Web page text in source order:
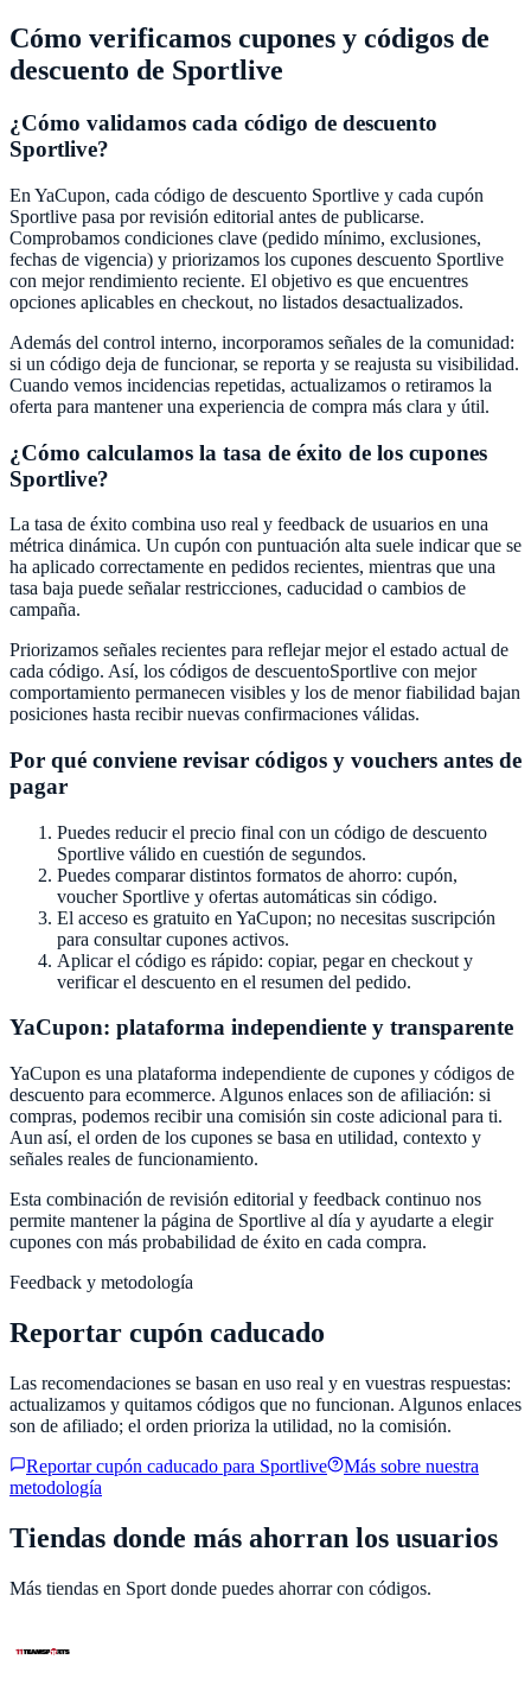
Cómo verificamos cupones y códigos de
descuento de Sportlive
¿Cómo validamos cada código de descuento
Sportlive?
En YaCupon, cada código de descuento Sportlive y cada cupón
Sportlive pasa por revisión editorial antes de publicarse.
Comprobamos condiciones clave (pedido mínimo, exclusiones,
fechas de vigencia) y priorizamos los cupones descuento Sportlive
con mejor rendimiento reciente. El objetivo es que encuentres
opciones aplicables en checkout, no listados desactualizados.
Además del control interno, incorporamos señales de la comunidad:
si un código deja de funcionar, se reporta y se reajusta su visibilidad.
Cuando vemos incidencias repetidas, actualizamos o retiramos la
oferta para mantener una experiencia de compra más clara y útil.
¿Cómo calculamos la tasa de éxito de los cupones
Sportlive?
La tasa de éxito combina uso real y feedback de usuarios en una
métrica dinámica. Un cupón con puntuación alta suele indicar que se
ha aplicado correctamente en pedidos recientes, mientras que una
tasa baja puede señalar restricciones, caducidad o cambios de
campaña.
Priorizamos señales recientes para reflejar mejor el estado actual de
cada código. Así, los códigos de descuentoSportlive con mejor
comportamiento permanecen visibles y los de menor fiabilidad bajan
posiciones hasta recibir nuevas confirmaciones válidas.
Por qué conviene revisar códigos y vouchers antes de
pagar
Puedes reducir el precio final con un código de descuento
Sportlive válido en cuestión de segundos.
Puedes comparar distintos formatos de ahorro: cupón,
voucher Sportlive y ofertas automáticas sin código.
El acceso es gratuito en YaCupon; no necesitas suscripción
para consultar cupones activos.
Aplicar el código es rápido: copiar, pegar en checkout y
verificar el descuento en el resumen del pedido.
YaCupon: plataforma independiente y transparente
YaCupon es una plataforma independiente de cupones y códigos de
descuento para ecommerce. Algunos enlaces son de afiliación: si
compras, podemos recibir una comisión sin coste adicional para ti.
Aun así, el orden de los cupones se basa en utilidad, contexto y
señales reales de funcionamiento.
Esta combinación de revisión editorial y feedback continuo nos
permite mantener la página de Sportlive al día y ayudarte a elegir
cupones con más probabilidad de éxito en cada compra.
Feedback y metodología
Reportar cupón caducado
Las recomendaciones se basan en uso real y en vuestras respuestas:
actualizamos y quitamos códigos que no funcionan. Algunos enlaces
son de afiliado; el orden prioriza la utilidad, no la comisión.
Reportar cupón caducado para Sportlive
Más sobre nuestra
metodología
Tiendas donde más ahorran los usuarios
Más tiendas en Sport donde puedes ahorrar con códigos.